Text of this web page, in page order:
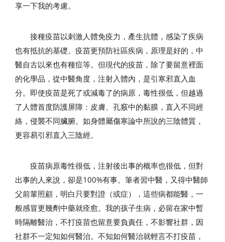
享一下我的考慮。
接種疫苗以刺激人體免疫力，產生抗體，感染了疾病
也有抵抗的基礎。疫苗更預防社區疾病，原理是好的，中
醫自古以來也有種痘等。但現代的疫苗，除了要留意裡面
的化學品，從中醫角度，注射入體內，是引寒邪直入血
分。即使疫苗是死了或減毒了的病原，毒性很低，但越過
了人體首度防護屏障：皮膚、孔竅中的黏膜，直入不同經
絡，侵襲不同臟腑。如身體屬傷寒論中所說的三陰體質，
更容易引邪直入三陰經。
疫苗病原毒性很低，注射後出事的概率也很低，但對
出事的人來說，卻是100%有事。筆者習中醫，又得中醫師
父前輩照顧，明白只要對證（或症），這些病都能醫，一
般感冒更幾劑中藥就痊愈。我的孩子生病，必留在家中暫
時隔離醫治，不打疫苗也留意要負責任，不影響社群，因
社群不一定知如何醫治。不知如何醫治就輕言不打疫苗，